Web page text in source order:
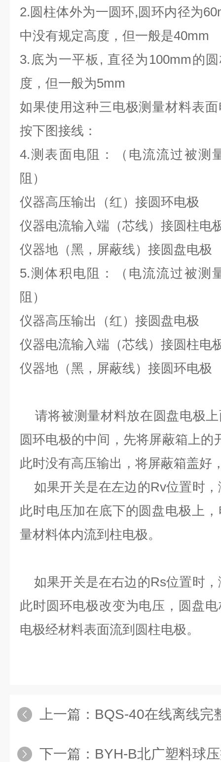
2.圆柱体外为一圆环,圆环内径为
中没有规定高度，但一般是40mm
3.底为一平板, 直径为100mm的
度，但一般为5mm
如果使用这种三电极测量材料表
按下图接线：
4.测表面电阻：（电流流过被测
阻）
仪器高压输出（红）接圆环电极
仪器电流输入端（芯线）接圆柱电
仪器地（黑，屏蔽线）接圆盘电极
5.测体积电阻：（电流流过被测
阻）
仪器高压输出（红）接圆盘电极
仪器电流输入端（芯线）接圆柱电
仪器地（黑，屏蔽线）接圆环电极
请将被测量材料放在圆盘电极
圆环电极的中间，先将屏蔽箱上的
此时没有高压输出，将屏蔽箱盖好
如果开关是在左边的Rv位置时，
此时电压加在底下的圆盘电极上
量材料体内流到柱电极。
如果开关是在右边的Rs位置时，
此时圆环电极改变为电压，圆盘
电极经材料表面流到圆柱电极。
上一篇： BQS-40在线离线完
下一篇： BYH-B北广塑料球